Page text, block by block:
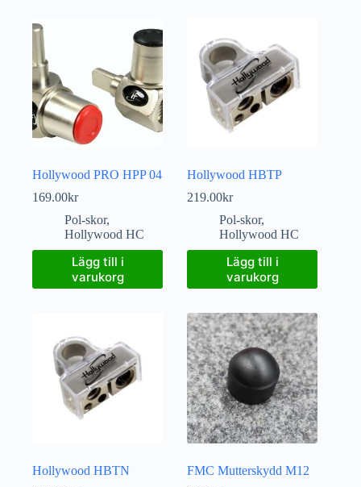
Hollywood PRO HPP 04
169.00kr
Pol-skor,
Hollywood HC
Lägg till i
varukorg
Hollywood HBTP
219.00kr
Pol-skor,
Hollywood HC
Lägg till i
varukorg
Hollywood HBTN
FMC Mutterskydd M12